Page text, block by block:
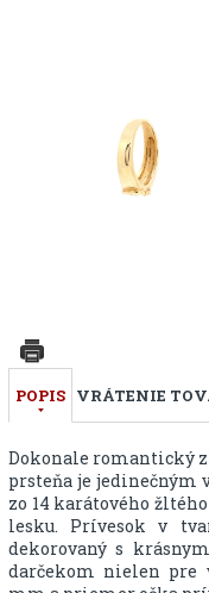
POPIS VRÁTENIE
Dokonale romantický
prsteňa je jedinečným
zo 14 karátového
lesku. Prívesok v
dekorovaný s
darčekom nielen pre